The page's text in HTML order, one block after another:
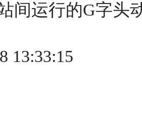
间运行的G字头
13:33:15